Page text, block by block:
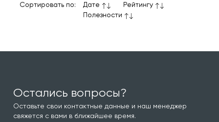
Сортировать по: Дате
Рейтингу
Полезности
Остались вопросы?
Оставьте свои контактные данные и наш менеджер
свяжется с вами в ближайшее время.